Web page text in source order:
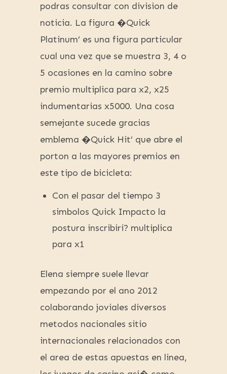
podras consultar con division de
noticia. La figura �Quick
Platinum’ es una figura particular
cual una vez que se muestra 3, 4 o
5 ocasiones en la camino sobre
premio multiplica para x2, x25
indumentarias x5000. Una cosa
semejante sucede gracias
emblema �Quick Hit’ que abre el
porton a las mayores premios en
este tipo de bicicleta:
Con el pasar del tiempo 3
simbolos Quick Impacto la
postura inscribiri? multiplica
para x1
Elena siempre suele llevar
empezando por el ano 2012
colaborando joviales diversos
metodos nacionales sitio
internacionales relacionados con
el area de estas apuestas en linea,